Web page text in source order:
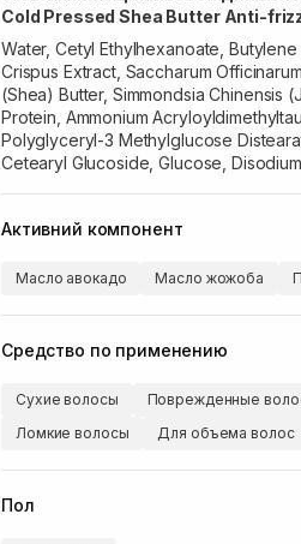
Cold Pressed Shea Butter Anti-
Water, Cetyl Ethylhexanoate,
Crispus Extract, Saccharum
(Shea) Butter, Simmondsia Chinensis
Protein, Ammonium
Polyglyceryl-3 Methylglucose
Cetearyl Glucoside, Glucose,
Активний компонент
Масло авокадо Масло жожоба
Средство по применению
Сухие волосы Поврежденные
Ломкие волосы
Для объема волос
Пол